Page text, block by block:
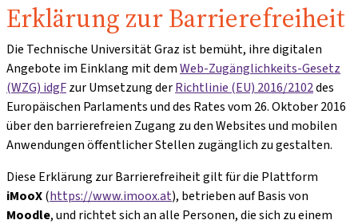
Erklärung zur Barrierefreiheit
Die Technische Universität Graz ist bemüht, ihre digitalen
Angebote im Einklang mit demWeb-Zugänglichkeits-Gesetz
(WZG) idgFzur Umsetzung derRichtlinie (EU) 2016/2102des
Europäischen Parlaments und des Rates vom 26. Oktober 2016
über den barrierefreien Zugang zu den Websites und mobilen
Anwendungen öffentlicher Stellen zugänglich zu gestalten.
Diese Erklärung zur Barrierefreiheit gilt für die Plattform
iMooX(https://www.imoox.at), betrieben auf Basis von
Moodle, und richtet sich an alle Personen, die sich zu einem